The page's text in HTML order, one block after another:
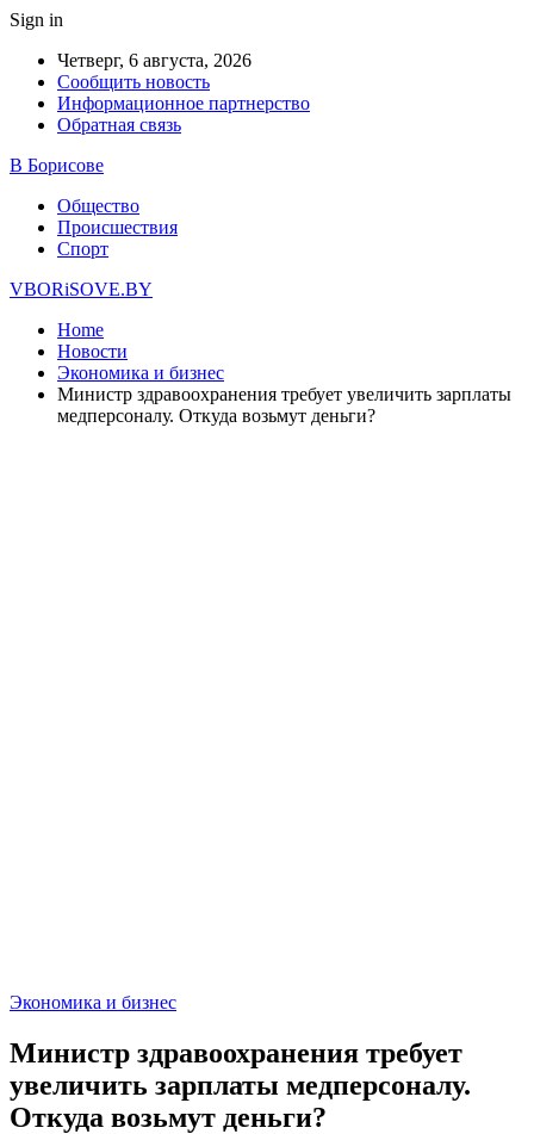
Sign in
Четверг, 6 августа, 2026
Сообщить новость
Информационное партнерство
Обратная связь
В Борисове
Общество
Происшествия
Спорт
VBORiSOVE.BY
Home
Новости
Экономика и бизнес
Министр здравоохранения требует увеличить зарплаты
медперсоналу. Откуда возьмут деньги?
Экономика и бизнес
Министр здравоохранения требует
увеличить зарплаты медперсоналу.
Откуда возьмут деньги?